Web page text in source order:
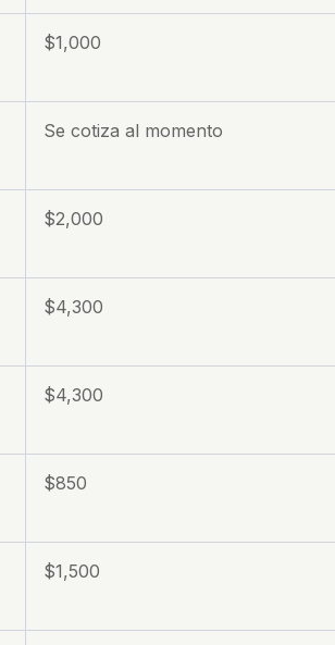
$1,000
Se cotiza al momento
$2,000
$4,300
$4,300
$850
$1,500